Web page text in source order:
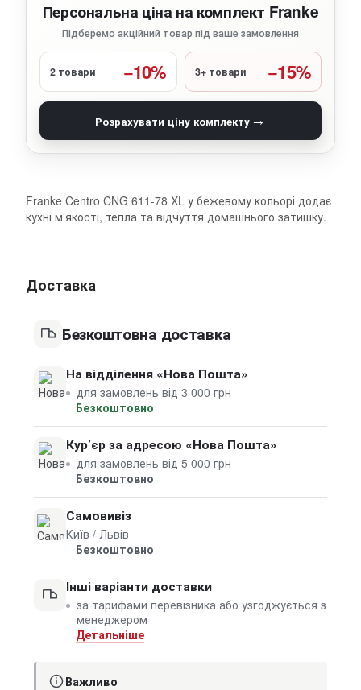
Персональна ціна на комплект Franke
Підберемо акційний товар під ваше замовлення
2 товари −10% 3+ товари −15%
Розрахувати ціну комплекту →
Franke Centro CNG 611-78 XL у бежевому кольорі додає
кухні м’якості, тепла та відчуття домашнього затишку.
Доставка
Безкоштовна доставка
На відділення «Нова Пошта»
для замовлень від 3 000 грн
Безкоштовно
Кур’єр за адресою «Нова Пошта»
для замовлень від 5 000 грн
Безкоштовно
Самовивіз
Київ / Львів
Безкоштовно
Інші варіанти доставки
за тарифами перевізника або узгоджується з
менеджером
Детальніше
Важливо